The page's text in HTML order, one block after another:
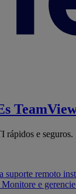
rápidos e seguros.
suporte remoto
Monitore e